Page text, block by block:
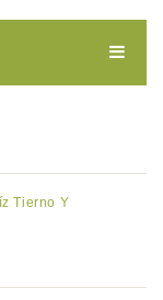
Tierno Y